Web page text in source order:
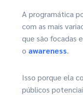
A programática
com as mais
que são focadas
o awareness.
Isso porque ela
públicos